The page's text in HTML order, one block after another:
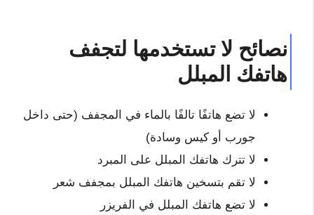
نصائح لا تستخدمها لتجفف
هاتفك المبلل
لا تضع هاتفًا تالفًا بالماء في المجفف (حتى داخل
جورب أو كيس وسادة)
لا تترك هاتفك المبلل على المبرد
لا تقم بتسخين هاتفك المبلل بمجفف شعر
لا تضع هاتفك المبلل في الفريزر